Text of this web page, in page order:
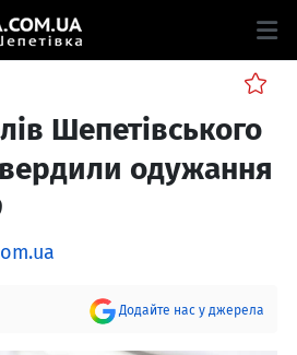
Шепетівського
одужання
Додайте нас у джерела